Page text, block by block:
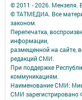
© 2011 - 2026. Мензеля.
© ТАТМЕДИА. Все
законом.
Перепечатка,
информации,
размещенной на сайте,
редакций СМИ.
При поддержке
коммуникациям.
Наименование СМИ:
СМИ зарегистрировано